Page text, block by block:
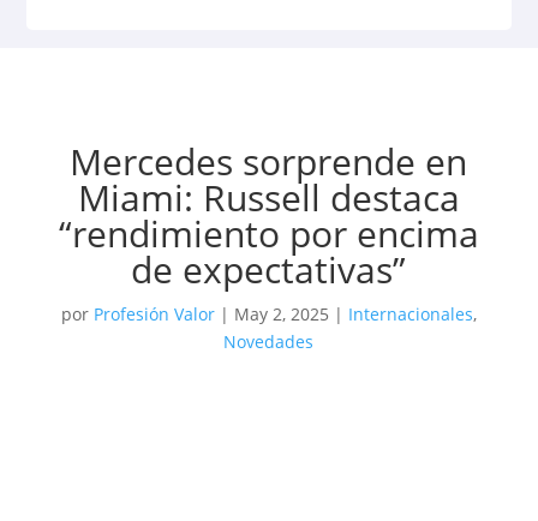
Mercedes sorprende en
Miami: Russell destaca
“rendimiento por encima
de expectativas”
por Profesión Valor| May 2, 2025 | Internacionales,
Novedades